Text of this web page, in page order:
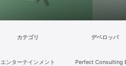
カテゴリ
エンターテインメント
デベロッパ
Perfect Consulting